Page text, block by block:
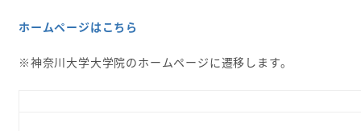
ホームページはこちら
※神奈川大学大学院のホームページに遷移します。